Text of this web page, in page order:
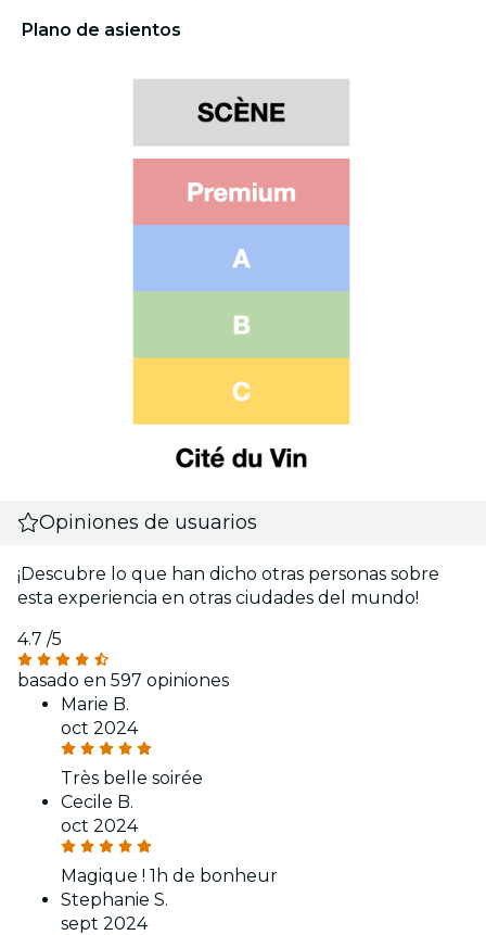
Plano de asientos
Opiniones de usuarios
¡Descubre lo que han dicho otras personas sobre
esta experiencia en otras ciudades del mundo!
4.7 /5
basado en 597 opiniones
Marie B.
oct 2024
Très belle soirée
Cecile B.
oct 2024
Magique ! 1h de bonheur
Stephanie S.
sept 2024